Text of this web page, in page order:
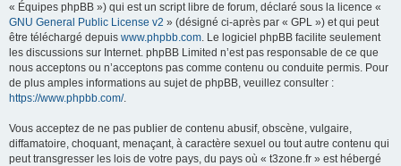
« Équipes phpBB ») qui est un script libre de forum, déclaré sous la licence «
GNU General Public License v2 » (désigné ci-après par « GPL ») et qui peut
être téléchargé depuis www.phpbb.com. Le logiciel phpBB facilite seulement
les discussions sur Internet. phpBB Limited n’est pas responsable de ce que
nous acceptons ou n’acceptons pas comme contenu ou conduite permis. Pour
de plus amples informations au sujet de phpBB, veuillez consulter :
https://www.phpbb.com/.
Vous acceptez de ne pas publier de contenu abusif, obscène, vulgaire,
diffamatoire, choquant, menaçant, à caractère sexuel ou tout autre contenu qui
peut transgresser les lois de votre pays, du pays où « t3zone.fr » est hébergé